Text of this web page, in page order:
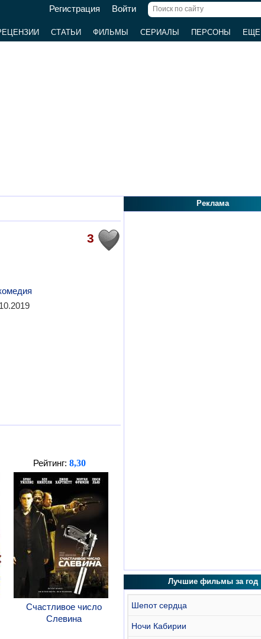
Регистрация Войти
СТАТЬИ ФИЛЬМЫ СЕРИАЛЫ ПЕРСОНЫ ЕЩЕ
3
Рейтинг:8,30
Счастливое число
Слевина
Реклама
Лучшие фильмы за год
Шепот сердца
Ночи Кабирии